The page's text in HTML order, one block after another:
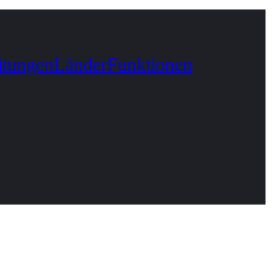
LänderFunktionen